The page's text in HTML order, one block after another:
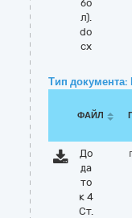
бо
л).
do
cx
Тип документа:
ФАЙЛ
До
да
то
к 4
Ст.